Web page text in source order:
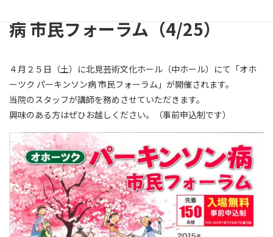
病 市民フォーラム（4/25）
４月２５日（土）に北見芸術文化ホール（中ホール）にて「オホ
ーツク パーキンソン病 市民フォーラム」が開催されます。
当院のスタッフが講師を務めさせていただきます。
興味のある方はぜひお越しください。（事前申込制です）